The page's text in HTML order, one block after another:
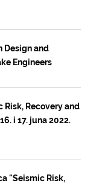
Design and
Engineers
Risk, Recovery and
i 17. juna 2022.
"Seismic Risk,